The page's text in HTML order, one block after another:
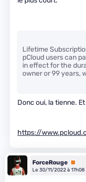
Lifetime
pCloud users can
in effect for the
owner or 99 years,
Donc oui, la tienne.
https://
ForceRouge
Le 30/11/2022 à 17h08